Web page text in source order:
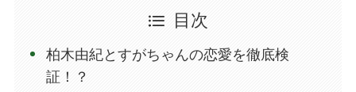
目次
柏木由紀とすがちゃんの恋愛を徹底検
証！？